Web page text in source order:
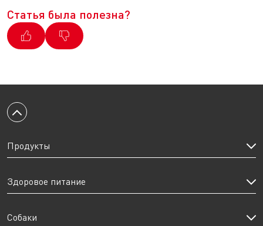
Статья была полезна?
Вернуться к началу
Продукты
Здоровое питание
Собаки